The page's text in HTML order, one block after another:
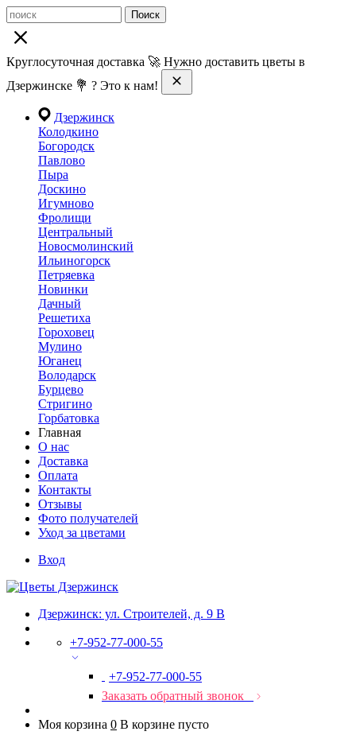
Поиск
Круглосуточная доставка 🚀 Нужно доставить цветы в
Дзержинске 💐 ? Это к нам!
Дзержинск
Колодкино
Богородск
Павлово
Пыра
Доскино
Игумново
Фролищи
Центральный
Новосмолинский
Ильиногорск
Петряевка
Новинки
Дачный
Решетиха
Гороховец
Мулино
Юганец
Володарск
Бурцево
Стригино
Горбатовка
Главная
О нас
Доставка
Оплата
Контакты
Отзывы
Фото получателей
Уход за цветами
Вход
Дзержинск: ул. Строителей, д. 9 В
+7-952-77-000-55
+7-952-77-000-55
Заказать обратный звонок
Моя корзина 0 В корзине пусто